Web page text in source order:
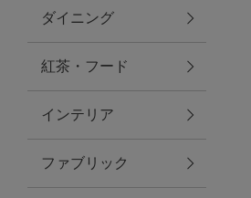
トラベルグッズ
ランチ
バッグ
ダイニング
紅茶・フード
インテリア
ファブリック